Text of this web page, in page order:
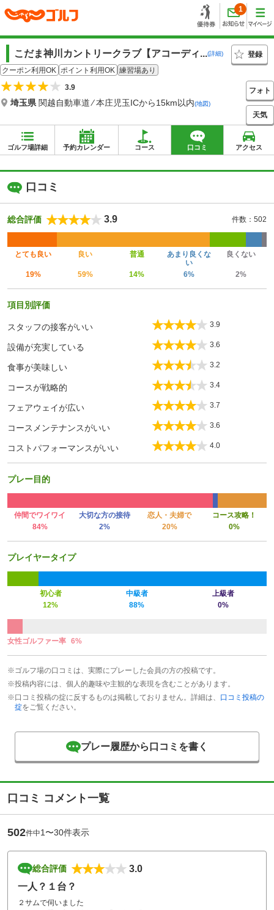
1
こだま神川カントリークラブ【アコーディ...(詳細)
登録
クーポン利用OK ポイント利用OK 練習場あり
3.9
埼玉県 関越自動車道 ⁄ 本庄児玉ICから15km以内(地図)
フォト
天気
ゴルフ場詳細 予約カレンダー コース 口コミ アクセス
口コミ
総合評価 3.9 件数：502
とても良い 良い 普通
あまり良くな
い
良くない
19% 59% 14% 6% 2%
項目別評価
スタッフの接客がいい 3.9
設備が充実している 3.6
食事が美味しい 3.2
コースが戦略的 3.4
フェアウェイが広い 3.7
コースメンテナンスがいい 3.6
コストパフォーマンスがいい 4.0
プレー目的
仲間でワイワイ 大切な方の接待 恋人・夫婦で
コース攻略！
84%
2% 20% 0%
プレイヤータイプ
初心者 中級者
上級者
12%
88% 0%
女性ゴルファー率 6%
※ゴルフ場の口コミは、実際にプレーした会員の方の投稿です。
※投稿内容には、個人的趣味や主観的な表現を含むことがあります。
※口コミ投稿の掟に反するものは掲載しておりません。詳細は、 口コミ投稿の
掟をご覧ください。
プレー履歴から口コミを書く
口コミ コメント一覧
502件中1〜30件表示
総合評価
3.0
一人？１台？
２サムで伺いました